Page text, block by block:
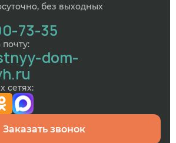
без выходных
73-35
dom-
сетях:
Заказать звонок